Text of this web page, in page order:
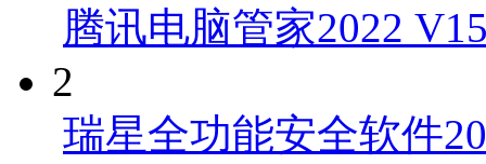
腾讯电脑管家2022
2
瑞星全功能安全软件